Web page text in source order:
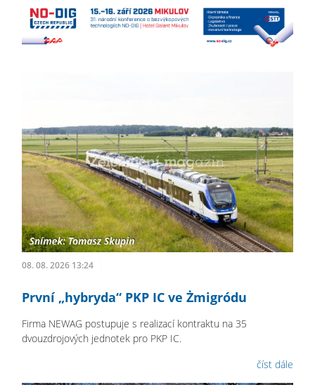
08. 08. 2026 13:24
První „hybryda“ PKP IC ve Żmigródu
Firma NEWAG postupuje s realizací kontraktu na 35
dvouzdrojových jednotek pro PKP IC.
číst dále